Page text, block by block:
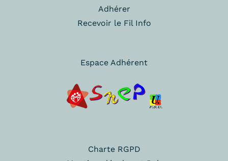
Adhérer
Recevoir le Fil Info
Espace Adhérent
Charte RGPD